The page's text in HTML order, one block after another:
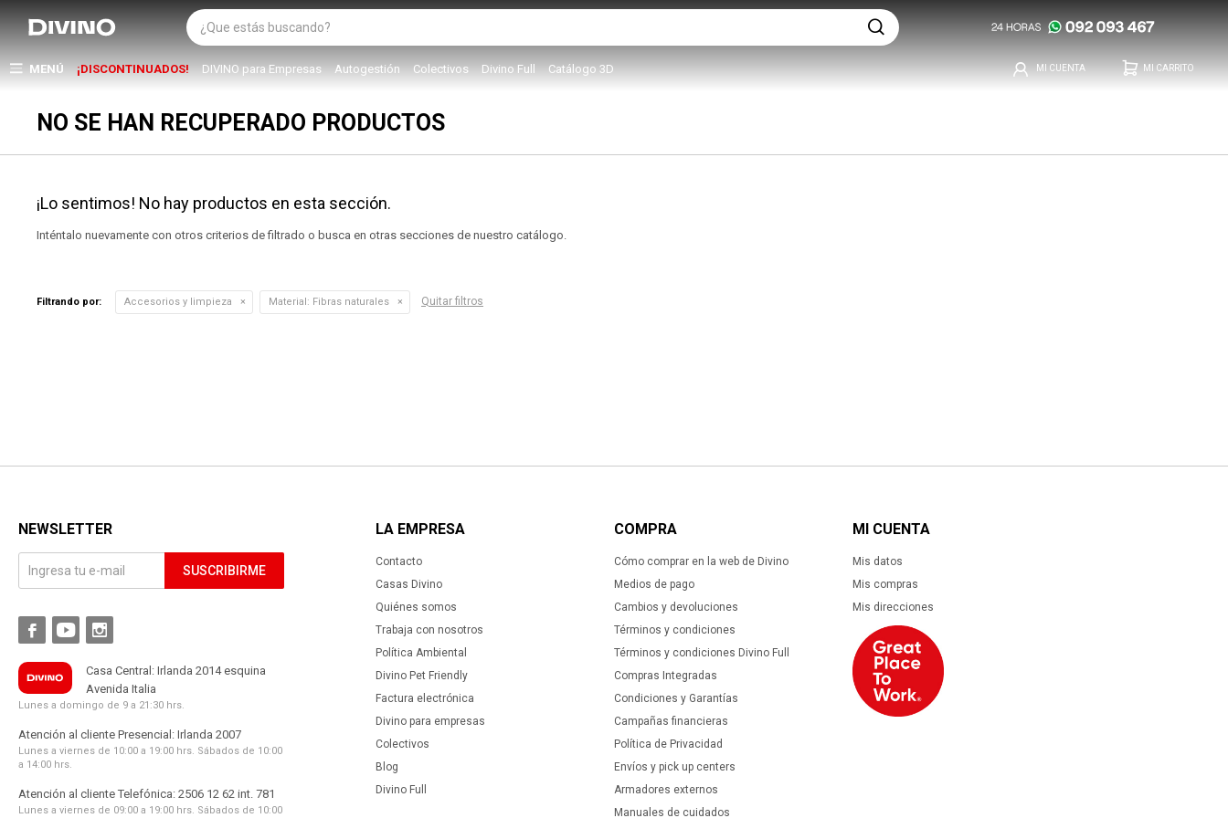
MENÚ ¡DISCONTINUADOS! DIVINO para Empresas Autogestión Colectivos Divino Full Catálogo 3D
NO SE HAN RECUPERADO PRODUCTOS
¡Lo sentimos! No hay productos en esta sección.
Inténtalo nuevamente con otros criterios de filtrado o busca en otras secciones de nuestro catálogo.
Filtrando por: Accesorios y limpieza Material: Fibras naturales Quitar filtros
LA EMPRESA
Contacto
Casas Divino
Quiénes somos
Trabaja con nosotros
Política Ambiental
Divino Pet Friendly
Factura electrónica
Divino para empresas
Colectivos
Blog
Divino Full
COMPRA
Cómo comprar en la web de Divino
Medios de pago
Cambios y devoluciones
Términos y condiciones
Términos y condiciones Divino Full
Compras Integradas
Condiciones y Garantías
Campañas financieras
Política de Privacidad
Envíos y pick up centers
Armadores externos
Manuales de cuidados
MI CUENTA
Mis datos
Mis compras
Mis direcciones
NEWSLETTER
SUSCRIBIRME
  
Casa Central: Irlanda 2014 esquina
Avenida Italia
Lunes a domingo de 9 a 21:30 hrs.
Atención al cliente Presencial: Irlanda 2007
Lunes a viernes de 10:00 a 19:00 hrs. Sábados de 10:00
a 14:00 hrs.
Atención al cliente Telefónica: 2506 12 62 int. 781
Lunes a viernes de 09:00 a 19:00 hrs. Sábados de 10:00